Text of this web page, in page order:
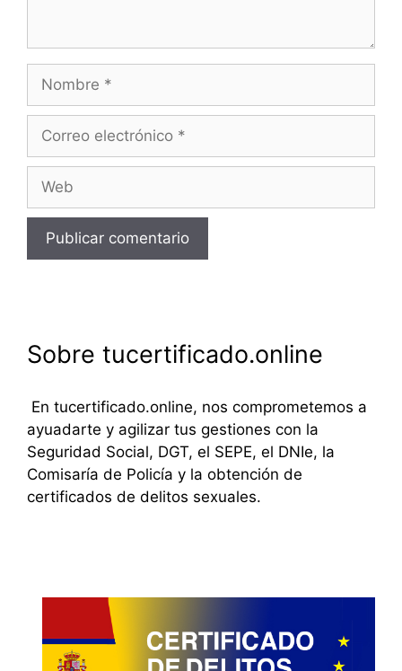
electrónico
Sobre tucertificado.online
En tucertificado.online, nos comprometemos a
ayuadarte y agilizar tus gestiones con la
Seguridad Social, DGT, el SEPE, el DNIe, la
Comisaría de Policía y la obtención de
certificados de delitos sexuales.